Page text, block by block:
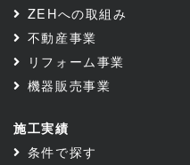
ZEHへの取組み
不動産事業
リフォーム事業
機器販売事業
施工実績
条件で探す